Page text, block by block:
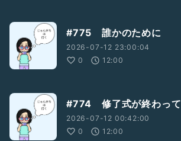
#775 誰かのために
2026-07-12 23:00:04
0
12:00
#774 修了式が終わって
2026-07-12 00:42:00
0
12:00